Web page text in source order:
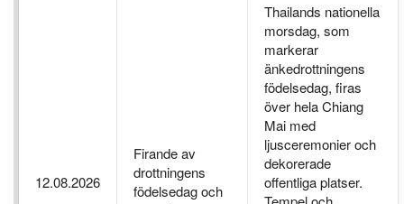
12.08.2026
Firande av
drottningens
födelsedag och
Thailands nationella
morsdag, som
markerar
änkedrottningens
födelsedag, firas
över hela Chiang
Mai med
ljusceremonier och
dekorerade
offentliga platser.